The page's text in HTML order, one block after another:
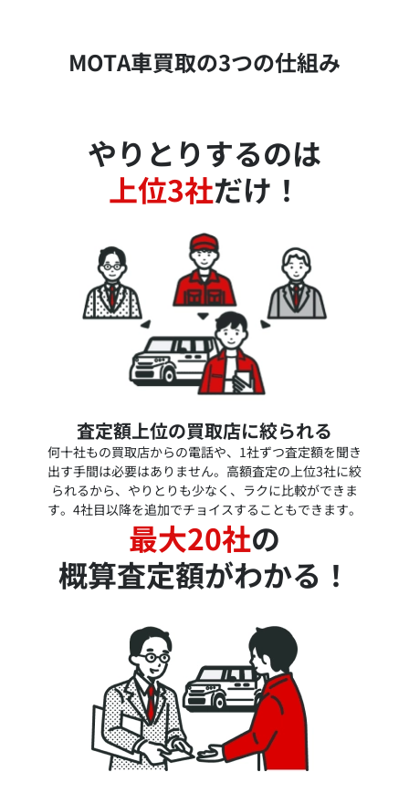
MOTA車買取の3つの仕組み
やりとりするのは
上位3社だけ！
査定額上位の買取店に絞られる
何十社もの買取店からの電話や、1社ずつ査定額を聞き
出す手間は必要はありません。高額査定の上位3社に絞
られるから、やりとりも少なく、ラクに比較ができま
す。4社目以降を追加でチョイスすることもできます。
最大20社の
概算査定額がわかる！